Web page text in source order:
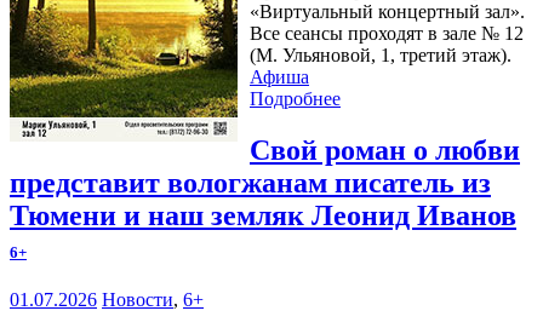
«Виртуальный концертный зал».
Все сеансы проходят в зале № 12
(М. Ульяновой, 1, третий этаж).
Афиша
Подробнее
Свой роман о любви
представит вологжанам писатель из
Тюмени и наш земляк Леонид Иванов
6+
01.07.2026 Новости, 6+